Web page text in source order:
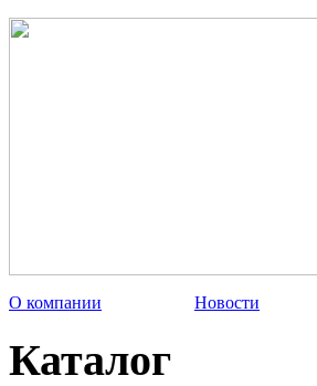
О компании Новости
Каталог